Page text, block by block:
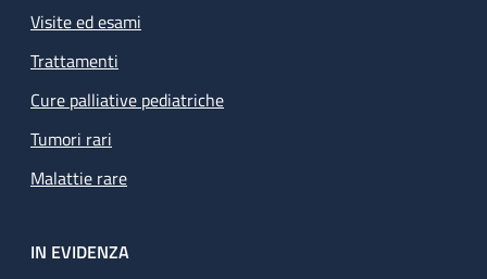
Visite ed esami
Trattamenti
Cure palliative pediatriche
Tumori rari
Malattie rare
IN EVIDENZA